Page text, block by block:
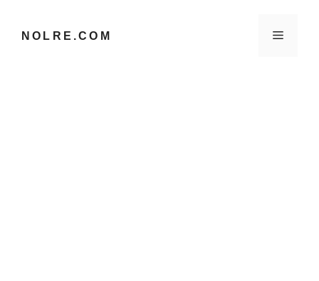
NOLRE.COM 메